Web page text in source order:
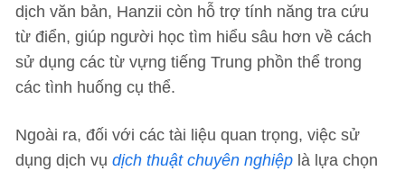
dịch văn bản, Hanzii còn hỗ trợ tính năng tra cứu
từ điển, giúp người học tìm hiểu sâu hơn về cách
sử dụng các từ vựng tiếng Trung phồn thể trong
các tình huống cụ thể.
Ngoài ra, đối với các tài liệu quan trọng, việc sử
dụng dịch vụ dịch thuật chuyên nghiệp là lựa chọn